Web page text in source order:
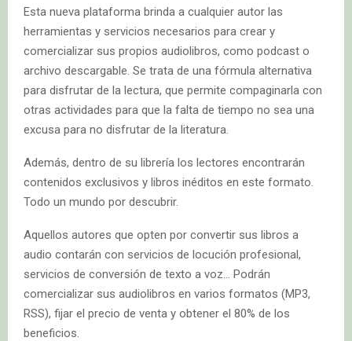
Esta nueva plataforma brinda a cualquier autor las
herramientas y servicios necesarios para crear y
comercializar sus propios audiolibros, como podcast o
archivo descargable. Se trata de una fórmula alternativa
para disfrutar de la lectura, que permite compaginarla con
otras actividades para que la falta de tiempo no sea una
excusa para no disfrutar de la literatura.
Además, dentro de su librería los lectores encontrarán
contenidos exclusivos y libros inéditos en este formato.
Todo un mundo por descubrir.
Aquellos autores que opten por convertir sus libros a
audio contarán con servicios de locución profesional,
servicios de conversión de texto a voz… Podrán
comercializar sus audiolibros en varios formatos (MP3,
RSS), fijar el precio de venta y obtener el 80% de los
beneficios.